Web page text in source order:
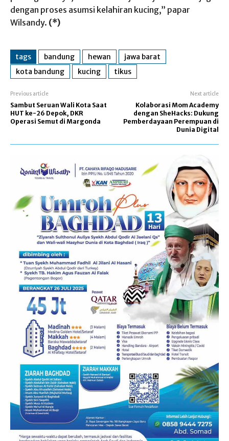
dengan proses asumsi kelahiran kucing,” papar
Wilsandy. (*)
tags bandung hewan
jawa barat
kota bandung
kucing tikus
Previous article
Sambut Seruan Wali Kota Saat
HUT ke-26 Depok, DKR
Operasi Semut di Margonda
Next article
Kolaborasi Mom Academy
dengan SheHacks: Dukung
Pemberdayaan Perempuan di
Dunia Digital